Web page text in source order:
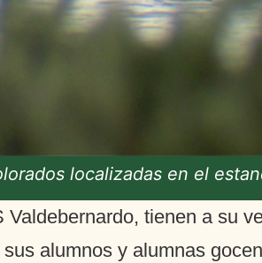
localizadas en el
tienen a su
alumnos y alumnas